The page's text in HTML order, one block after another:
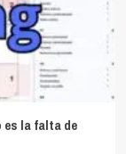
la falta de